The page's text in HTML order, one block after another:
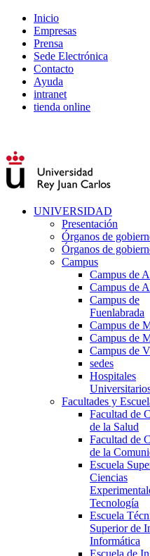
Inicio
Empresas
Prensa
Sede Electrónica
Contacto
Ayuda
intranet
tienda online
UNIVERSIDAD
Presentación
Órganos de
Órganos de
Campus
Campus de
Campus de
Campus de
Fuenlabrada
Campus de
Campus de
Campus de
sedes
Hospitales
Facultades y
Facultad de
de la Salud
Facultad de
de la
Escuela
Ciencias
Tecnología
Escuela
Superior de
Informática
Escuela de